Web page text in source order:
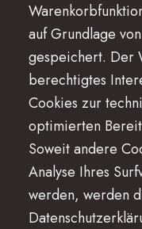
auf Grundlage
gespeichert. Der
berechtigtes
Cookies zur
optimierten
Soweit andere
Analyse Ihres
werden, werden